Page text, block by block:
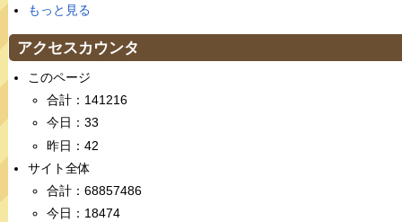
もっと見る
アクセスカウンタ
このページ
合計：141216
今日：33
昨日：42
サイト全体
合計：68857486
今日：18474